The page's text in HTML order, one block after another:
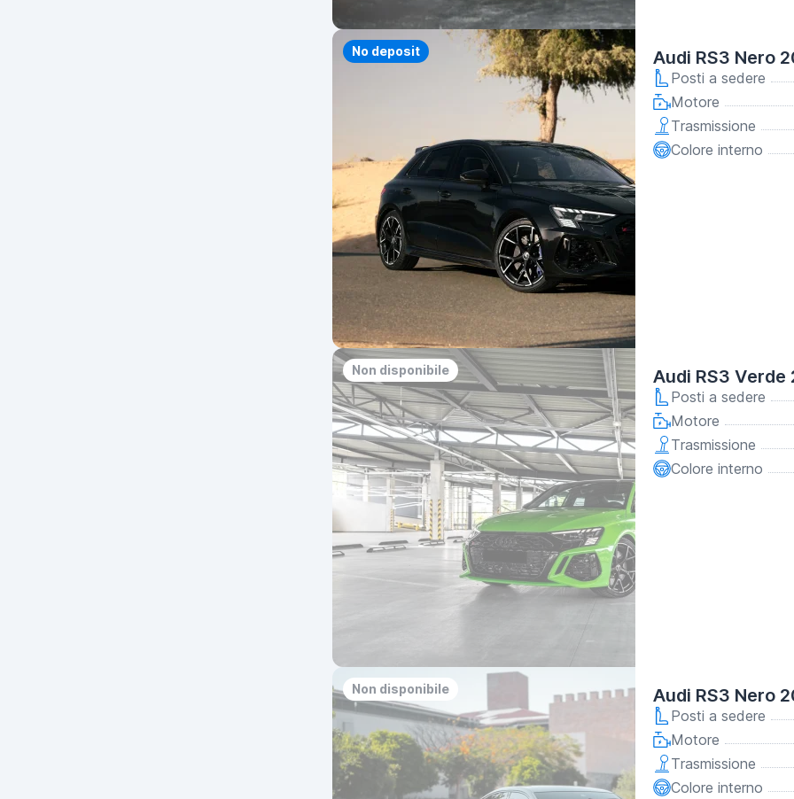
No deposit Audi RS3 Nero
Posti a sedere
Motore
Trasmissione
Colore interno
Non disponibile Audi RS3 Verde
Posti a sedere
Motore
Trasmissione
Colore interno
Non disponibile Audi RS3 Nero
Posti a sedere
Motore
Trasmissione
Colore interno